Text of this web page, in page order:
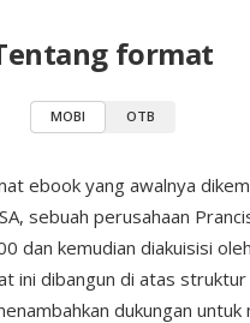
format
MOBI OTB
ebook yang awalnya
SA, sebuah perusahaan
dan kemudian diakuisisi
ini dibangun di atas
dukungan untuk